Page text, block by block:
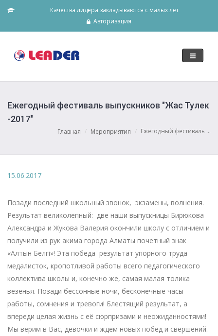
Качества лидера закладываются с малых лет
Авторизация
Toggle
Ежегодный фестиваль выпускников "Жас Тулек
-2017"
Главная Мероприятия Ежегодный фестиваль ...
15.06.2017
Позади последний школьный звонок, экзамены, волнения.
Результат великолепный: две наши выпускницы Бирюкова
Александра и Жукова Валерия окончили школу с отличием и
получили из рук акима города Алматы почетный знак
«Алтын Белгі»! Эта победа результат упорного труда
медалисток, кропотливой работы всего педагогического
коллектива школы и, конечно же, самая малая толика
везенья. Позади бессонные ночи, бесконечные часы
работы, сомнения и тревоги! Блестящий результат, а
впереди целая жизнь с её сюрпризами и неожиданностями!
Мы верим в Вас, девочки и ждём новых побед и свершений.